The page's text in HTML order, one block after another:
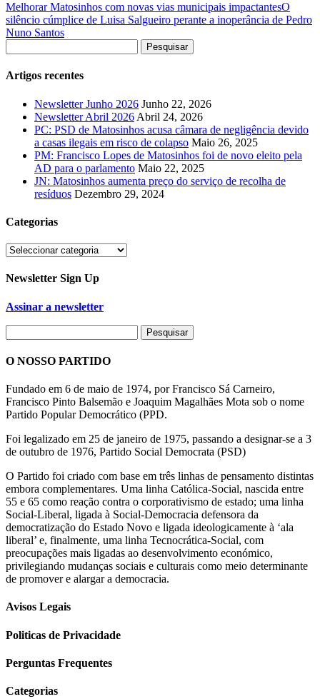
Melhorar Matosinhos com novas vias municipais impactantesO
silêncio cúmplice de Luisa Salgueiro perante a inoperância de Pedro
Nuno Santos
Artigos recentes
Newsletter Junho 2026 Junho 22, 2026
Newsletter Abril 2026 Abril 24, 2026
PC: PSD de Matosinhos acusa câmara de negligência devido
a casas ilegais em risco de colapso Maio 26, 2025
PM: Francisco Lopes de Matosinhos foi de novo eleito pela
AD para o parlamento Maio 22, 2025
JN: Matosinhos aumenta preço do serviço de recolha de
resíduos Dezembro 29, 2024
Categorias
Categorias
Newsletter Sign Up
Assinar a newsletter
O NOSSO PARTIDO
Fundado em 6 de maio de 1974, por Francisco Sá Carneiro,
Francisco Pinto Balsemão e Joaquim Magalhães Mota sob o nome
Partido Popular Democrático (PPD.
Foi legalizado em 25 de janeiro de 1975, passando a designar-se a 3
de outubro de 1976, Partido Social Democrata (PSD)
O Partido foi criado com base em três linhas de pensamento distintas
embora complementares. Uma linha Católica-Social, nascida entre
55 e 65 como reação contra o corporativismo de estado; uma linha
Social-Liberal, ligada à Social-Democracia defensora da
democratização do Estado Novo e ligada ideologicamente à ‘ala
liberal’ e, finalmente, uma linha Tecnocrática-Social, com
preocupações mais ligadas ao desenvolvimento económico,
privilegiando mudanças sociais e culturais como meio determinante
de promover e alargar a democracia.
Avisos Legais
Politicas de Privacidade
Perguntas Frequentes
Categorias